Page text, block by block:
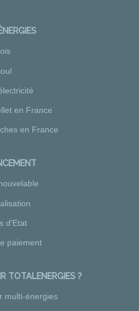
en France
en France
d'Etat
paiement
TOTALENERGIES ?
multi-énergies